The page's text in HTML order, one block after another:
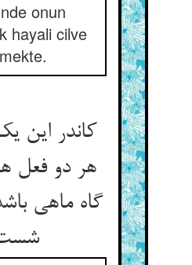
onun
hayali cilve
کاندر
هر دو
گاه ماهی